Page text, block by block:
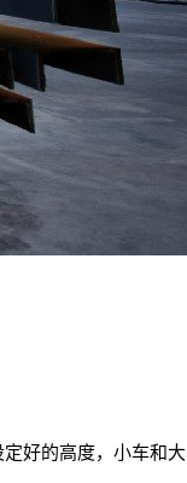
好的高度，小车和大